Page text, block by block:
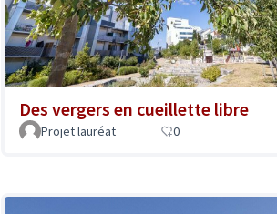
Des vergers en cueillette libre
Projet lauréat 0